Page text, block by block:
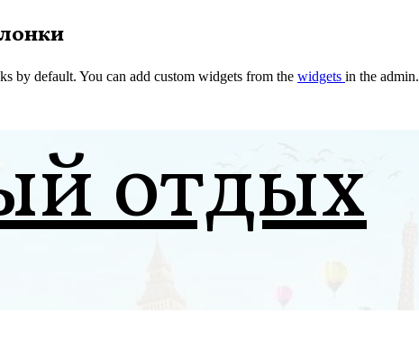
by default. You can add custom widgets from the widgets in the admin.
отдых